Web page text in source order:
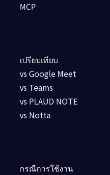
MCP
กรณีการใช้งาน
เปรียบเทียบ
vs Google Meet
vs Teams
vs PLAUD NOTE
vs Notta